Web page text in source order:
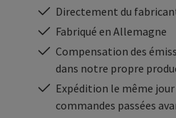
Directement du
Fabriqué en Allemagne
Compensation des
dans notre propre
Expédition le même
commandes passées